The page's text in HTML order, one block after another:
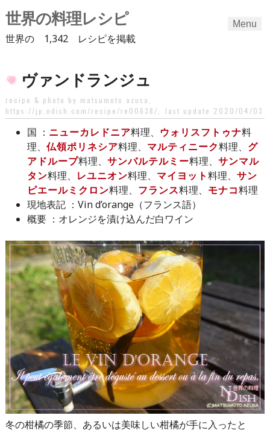
世界の料理レシピ
世界の 1,342 レシピを掲載
Menu
to
content
ヴァンドランジュ
recipe & photo by matsumoto azusa,
https://jp.ndish.com/recipe/re00638/
last update 2020/04/03
国 ： ニューカレドニア料理、 ウォリスフトゥナ料
理、 仏領ポリネシア料理、 マルティニーク料理、 グ
アドループ料理、 サンバルテルミー料理、 サンマル
タン料理、 レユニオン料理、 マイヨット料理、 サン
ピエールミクロン料理、 フランス料理、 モナコ料理
現地表記 ：Vin d’orange（フランス語）
概要 ：オレンジを漬け込んだ白ワイン
冬の柑橘の季節、あるいは美味しい柑橘が手に入ったと